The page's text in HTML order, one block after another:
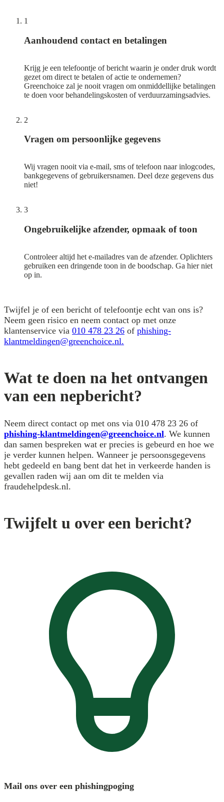
1
Aanhoudend contact en betalingen
Krijg je een telefoontje of bericht waarin je onder druk wordt
gezet om direct te betalen of actie te ondernemen?
Greenchoice zal je nooit vragen om onmiddellijke betalingen
te doen voor behandelingskosten of verduurzamingsadvies.
2
Vragen om persoonlijke gegevens
Wij vragen nooit via e-mail, sms of telefoon naar inlogcodes,
bankgegevens of gebruikersnamen. Deel deze gegevens dus
niet!
3
Ongebruikelijke afzender, opmaak of toon
Controleer altijd het e-mailadres van de afzender. Oplichters
gebruiken een dringende toon in de boodschap. Ga hier niet
op in.
Twijfel je of een bericht of telefoontje echt van ons is?
Neem geen risico en neem contact op met onze
klantenservice via 010 478 23 26 of phishing-
klantmeldingen@greenchoice.nl.
Wat te doen na het ontvangen
van een nepbericht?
Neem direct contact op met ons via 010 478 23 26 of
phishing-klantmeldingen@greenchoice.nl. We kunnen
dan samen bespreken wat er precies is gebeurd en hoe we
je verder kunnen helpen. Wanneer je persoonsgegevens
hebt gedeeld en bang bent dat het in verkeerde handen is
gevallen raden wij aan om dit te melden via
fraudehelpdesk.nl.
Twijfelt u over een bericht?
Mail ons over een phishingpoging